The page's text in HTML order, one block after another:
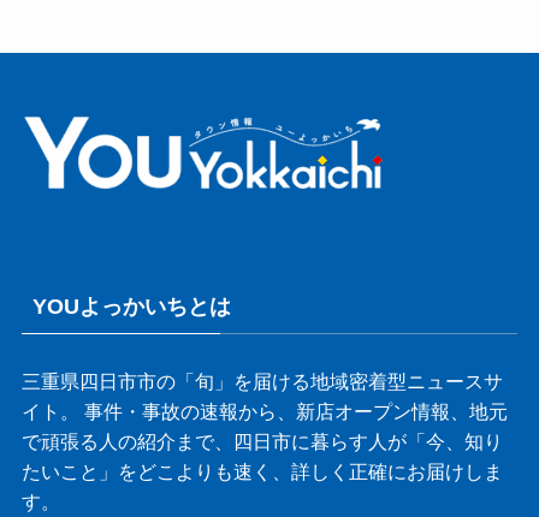
YOUよっかいちとは
三重県四日市市の「旬」を届ける地域密着型ニュースサ
イト。 事件・事故の速報から、新店オープン情報、地元
で頑張る人の紹介まで、四日市に暮らす人が「今、知り
たいこと」をどこよりも速く、詳しく正確にお届けしま
す。